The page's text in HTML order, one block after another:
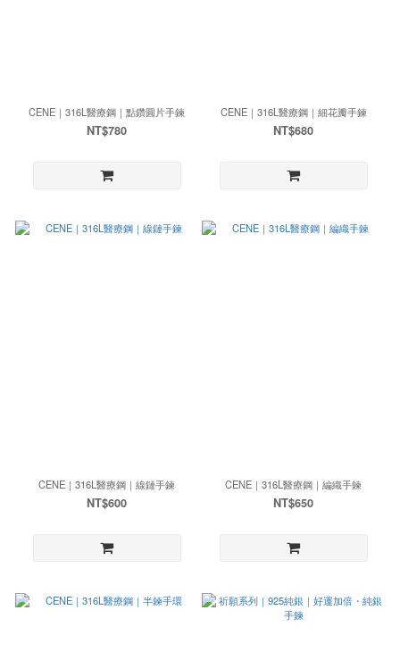
CENE｜316L醫療鋼｜點鑽圓片手鍊
NT$780
CENE｜316L醫療鋼｜細花瓣手鍊
NT$680
CENE｜316L醫療鋼｜線鏈手鍊
NT$600
CENE｜316L醫療鋼｜編織手鍊
NT$650